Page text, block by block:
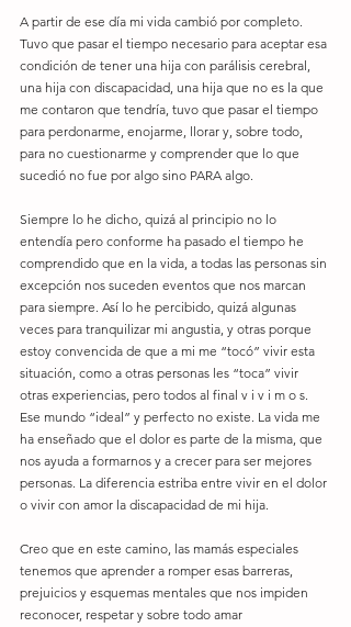
A partir de ese día mi vida cambió por completo.
Tuvo que pasar el tiempo necesario para aceptar esa
condición de tener una hija con parálisis cerebral,
una hija con discapacidad, una hija que no es la que
me contaron que tendría, tuvo que pasar el tiempo
para perdonarme, enojarme, llorar y, sobre todo,
para no cuestionarme y comprender que lo que
sucedió no fue por algo sino PARA algo.
Siempre lo he dicho, quizá al principio no lo
entendía pero conforme ha pasado el tiempo he
comprendido que en la vida, a todas las personas sin
excepción nos suceden eventos que nos marcan
para siempre. Así lo he percibido, quizá algunas
veces para tranquilizar mi angustia, y otras porque
estoy convencida de que a mi me “tocó” vivir esta
situación, como a otras personas les “toca” vivir
otras experiencias, pero todos al final v i v i m o s.
Ese mundo “ideal” y perfecto no existe. La vida me
ha enseñado que el dolor es parte de la misma, que
nos ayuda a formarnos y a crecer para ser mejores
personas. La diferencia estriba entre vivir en el dolor
o vivir con amor la discapacidad de mi hija.
Creo que en este camino, las mamás especiales
tenemos que aprender a romper esas barreras,
prejuicios y esquemas mentales que nos impiden
reconocer, respetar y sobre todo amar